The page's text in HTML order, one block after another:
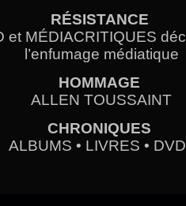
RÉSISTANCE
et MÉDIACRITIQUES
l’enfumage médiatique
HOMMAGE
ALLEN TOUSSAINT
CHRONIQUES
ALBUMS • LIVRES •